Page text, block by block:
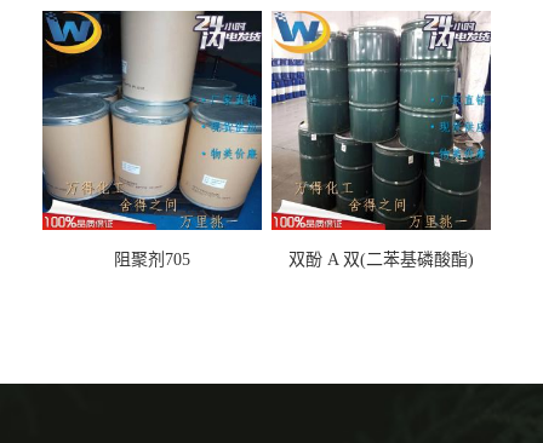
阻聚剂705 双酚 A 双(二苯基磷酸酯)